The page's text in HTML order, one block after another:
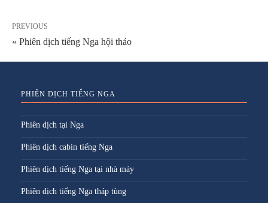
PREVIOUS
« Phiên dịch tiếng Nga hội thảo
PHIÊN DỊCH TIẾNG NGA
Phiên dịch tại Nga
Phiên dịch cabin tiếng Nga
Phiên dịch tiếng Nga tại nhà máy
Phiên dịch tiếng Nga tháp tùng